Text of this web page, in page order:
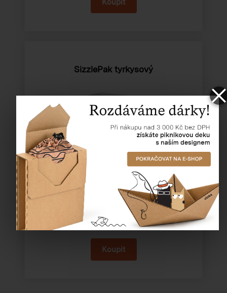
SizzlePak tyrkysový
Katalogové číslo:93207
Cena od
448,91 Kč